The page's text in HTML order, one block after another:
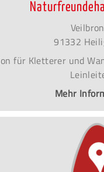
91332
für Kletterer und
Mehr